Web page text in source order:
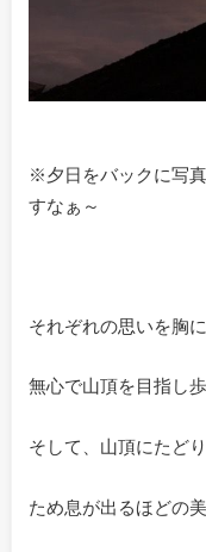
※夕日をバックに写
すなぁ～
それぞれの思いを胸
無心で山頂を目指し
そして、山頂にたど
ため息が出るほどの